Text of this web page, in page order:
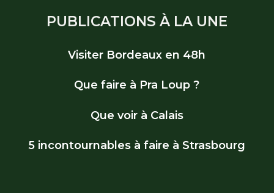
PUBLICATIONS À LA UNE
Visiter Bordeaux en 48h
Que faire à Pra Loup ?
Que voir à Calais
5 incontournables à faire à Strasbourg